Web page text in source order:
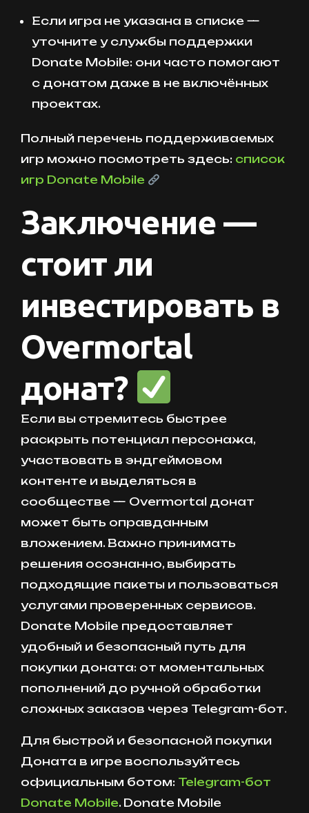
Если игра не указана в списке —
уточните у службы поддержки
Donate Mobile: они часто помогают
с донатом даже в не включённых
проектах.
Полный перечень поддерживаемых
игр можно посмотреть здесь: список
игр Donate Mobile
Заключение —
стоит ли
инвестировать в
Overmortal
донат?
Если вы стремитесь быстрее
раскрыть потенциал персонажа,
участвовать в эндгеймовом
контенте и выделяться в
сообществе — Overmortal донат
может быть оправданным
вложением. Важно принимать
решения осознанно, выбирать
подходящие пакеты и пользоваться
услугами проверенных сервисов.
Donate Mobile предоставляет
удобный и безопасный путь для
покупки доната: от моментальных
пополнений до ручной обработки
сложных заказов через Telegram-бот.
Для быстрой и безопасной покупки
Доната в игре воспользуйтесь
официальным ботом: Telegram-бот
Donate Mobile. Donate Mobile